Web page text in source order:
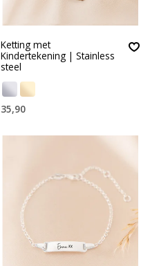
Ketting met
Kindertekening | Stainless
steel
35,90